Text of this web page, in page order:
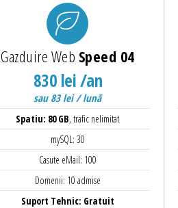
Gazduire Web Speed 04
830 lei /an
sau 83 lei / lună
Spatiu: 80 GB, trafic nelimitat
mySQL: 30
Casute eMail: 100
Domenii: 10 admise
Suport Tehnic: Gratuit